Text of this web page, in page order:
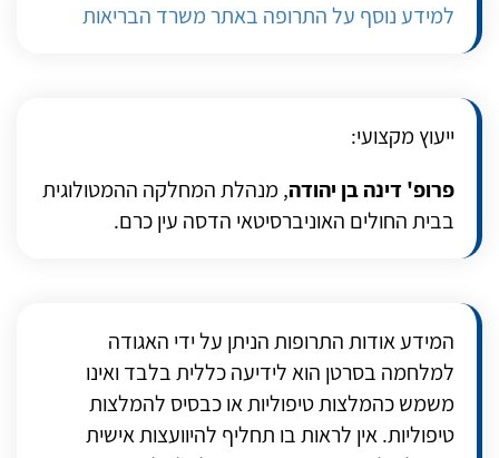
למידע נוסף על התרופה באתר משרד הבריאות
ייעוץ מקצועי:
פרופ' דינה בן יהודה, מנהלת המחלקה ההמטולוגית
בבית החולים האוניברסיטאי הדסה עין כרם.
המידע אודות התרופות הניתן על ידי האגודה
למלחמה בסרטן הוא לידיעה כללית בלבד ואינו
משמש כהמלצות טיפוליות או כבסיס להמלצות
טיפוליות. אין לראות בו תחליף להיוועצות אישית